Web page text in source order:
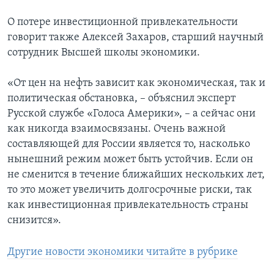
О потере инвестиционной привлекательности
говорит также Алексей Захаров, старший научный
сотрудник Высшей школы экономики.
«От цен на нефть зависит как экономическая, так и
политическая обстановка, – объяснил эксперт
Русской службе «Голоса Америки», – а сейчас они
как никогда взаимосвязаны. Очень важной
составляющей для России является то, насколько
нынешний режим может быть устойчив. Если он
не сменится в течение ближайших нескольких лет,
то это может увеличить долгосрочные риски, так
как инвестиционная привлекательность страны
снизится».
Другие новости экономики читайте в рубрике